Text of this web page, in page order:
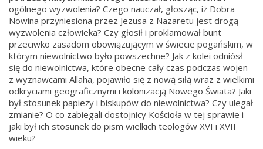
ogólnego wyzwolenia? Czego nauczał, głosząc, iż Dobra
Nowina przyniesiona przez Jezusa z Nazaretu jest drogą
wyzwolenia człowieka? Czy głosił i proklamował bunt
przeciwko zasadom obowiązującym w świecie pogańskim, w
którym niewolnictwo było powszechne? Jak z kolei odniósł
się do niewolnictwa, które obecne cały czas podczas wojen
z wyznawcami Allaha, pojawiło się z nową siłą wraz z wielkimi
odkryciami geograficznymi i kolonizacją Nowego Świata? Jaki
był stosunek papieży i biskupów do niewolnictwa? Czy ulegał
zmianie? O co zabiegali dostojnicy Kościoła w tej sprawie i
jaki był ich stosunek do pism wielkich teologów XVI i XVII
wieku?